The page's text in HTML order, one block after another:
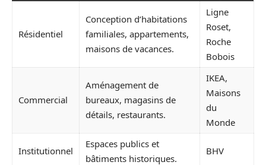
Résidentiel
Conception d’habitations
familiales, appartements,
maisons de vacances.
Ligne
Roset,
Roche
Bobois
Commercial
Aménagement de
bureaux, magasins de
détails, restaurants.
IKEA,
Maisons
du
Monde
Institutionnel
Espaces publics et
bâtiments historiques.
BHV